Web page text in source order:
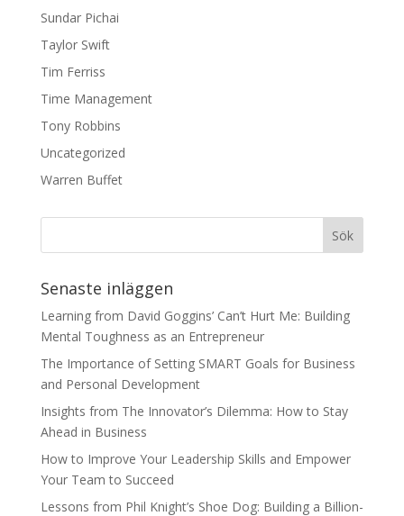
Sundar Pichai
Taylor Swift
Tim Ferriss
Time Management
Tony Robbins
Uncategorized
Warren Buffet
Senaste inläggen
Learning from David Goggins’ Can’t Hurt Me: Building
Mental Toughness as an Entrepreneur
The Importance of Setting SMART Goals for Business
and Personal Development
Insights from The Innovator’s Dilemma: How to Stay
Ahead in Business
How to Improve Your Leadership Skills and Empower
Your Team to Succeed
Lessons from Phil Knight’s Shoe Dog: Building a Billion-